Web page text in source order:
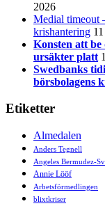
2026
Medial timeout
krishantering
Konsten att
ursäkter platt
Swedbanks
börsbolagens
Etiketter
Almedalen
Anders Tegnell
Angeles Bermudez-
Annie Lööf
Arbetsförmedlingen
blixtkriser